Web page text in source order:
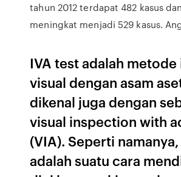
tahun 2012 terdapat 482 kasus
meningkat menjadi 529 kasus.
IVA test adalah
visual dengan asam
dikenal juga dengan
visual inspection with
(VIA). Seperti
adalah suatu cara